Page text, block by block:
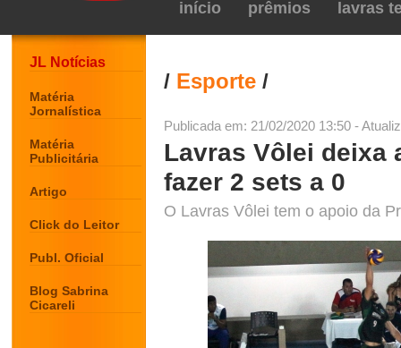
início prêmios lavras
JL Notícias
Matéria
Jornalística
Matéria
Publicitária
Artigo
Click do Leitor
Publ. Oficial
Blog Sabrina
Cicareli
/ Esporte /
Publicada em: 21/02/2020 13:50 -
Lavras Vôlei deixa
fazer 2 sets a 0
O Lavras Vôlei tem o apoio da